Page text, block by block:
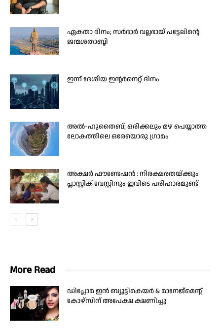
ഏകതാ ദിനം; സർദാർ വല്ലഭായ് പട്ടേലിന്റെ
ജന്മശതാബ്ദി
ഇന്ന് ദേശീയ ഇന്റർനെറ്റ് ദിനം
അൽ-ഹുതൈബ്; ഒരിക്കലും മഴ പെയ്യാത്ത
ലോകത്തിലെ ഒരേയൊരു ഗ്രാമം
അക്ഷർ ഫൗണ്ടേഷൻ : നിരക്ഷരതയ്ക്കും
പ്ലാസ്റ്റിക് വേസ്റ്റിനും ഇവിടെ പരിഹാരമുണ്ട്
More Read
ഡിപ്ലോമ ഇന്‍ ബ്യൂട്ടികെയര്‍ & മാനേജ്‌മെന്റ്
കോഴ്‌സിന് അപേക്ഷ ക്ഷണിച്ചു